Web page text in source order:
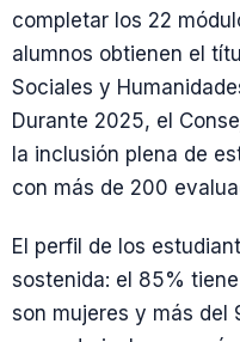
completar los 22
alumnos obtienen el
Sociales y
Durante 2025, el
la inclusión plena de
con más de 200
El perfil de los
sostenida: el 85%
son mujeres y más del